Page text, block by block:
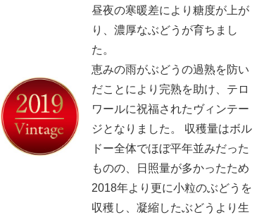
昼夜の寒暖差により糖度が上が
り、濃厚なぶどうが育ちまし
た。
恵みの雨がぶどうの過熟を防い
だことにより完熟を助け、テロ
ワールに祝福されたヴィンテー
ジとなりました。 収穫量はボル
ドー全体でほぼ平年並みだった
ものの、日照量が多かったため
2018年より更に小粒のぶどうを
収穫し、凝縮したぶどうより生